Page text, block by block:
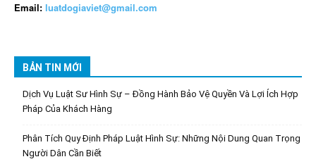
Email: luatdogiaviet@gmail.com
BẢN TIN MỚI
Dịch Vụ Luật Sư Hình Sự – Đồng Hành Bảo Vệ Quyền Và Lợi Ích Hợp
Pháp Của Khách Hàng
Phân Tích Quy Định Pháp Luật Hình Sự: Những Nội Dung Quan Trọng
Người Dân Cần Biết